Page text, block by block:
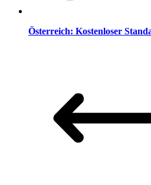
Österreich: Kostenloser